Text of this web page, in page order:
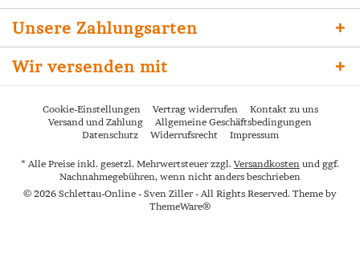
Unsere Zahlungsarten
Wir versenden mit
Cookie-Einstellungen Vertrag widerrufen
Kontakt zu uns
Versand und Zahlung
Allgemeine Geschäftsbedingungen
Datenschutz
Widerrufsrecht Impressum
* Alle Preise inkl. gesetzl. Mehrwertsteuer zzgl. Versandkosten und ggf.
Nachnahmegebühren, wenn nicht anders beschrieben
© 2026 Schlettau-Online - Sven Ziller - All Rights Reserved. Theme by
ThemeWare®